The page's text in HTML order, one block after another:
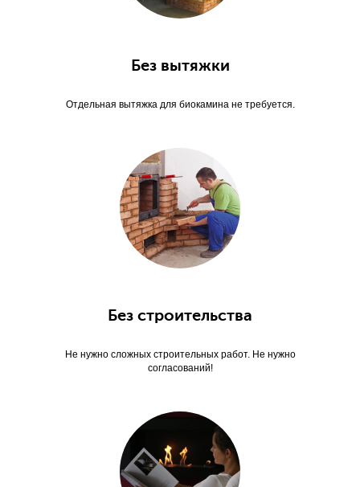
Без вытяжки
Отдельная вытяжка для биокамина не требуется.
Без строительства
Не нужно сложных строительных работ. Не нужно
согласований!